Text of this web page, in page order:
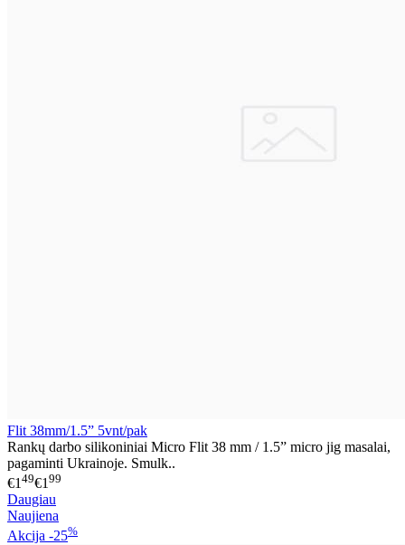
Flit 38mm/1.5” 5vnt/pak
Rankų darbo silikoniniai Micro Flit 38 mm / 1.5” micro jig masalai,
pagaminti Ukrainoje. Smulk..
€1 49€1 99
Daugiau
Naujiena
Akcija -25%